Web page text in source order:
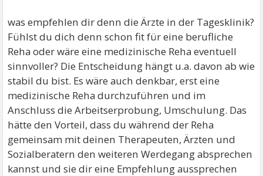
was empfehlen dir denn die Ärzte in der Tagesklinik?
Fühlst du dich denn schon fit für eine berufliche
Reha oder wäre eine medizinische Reha eventuell
sinnvoller? Die Entscheidung hängt u.a. davon ab wie
stabil du bist. Es wäre auch denkbar, erst eine
medizinische Reha durchzuführen und im
Anschluss die Arbeitserprobung, Umschulung. Das
hätte den Vorteil, dass du während der Reha
gemeinsam mit deinen Therapeuten, Ärzten und
Sozialberatern den weiteren Werdegang absprechen
kannst und sie dir eine Empfehlung aussprechen